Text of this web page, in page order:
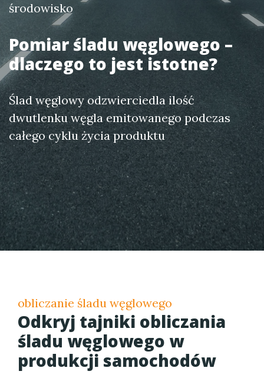
środowisko
Pomiar śladu węglowego –
dlaczego to jest istotne?
Ślad węglowy odzwierciedla ilość
dwutlenku węgla emitowanego podczas
całego cyklu życia produktu
obliczanie śladu węglowego
Odkryj tajniki obliczania
śladu węglowego w
produkcji samochodów